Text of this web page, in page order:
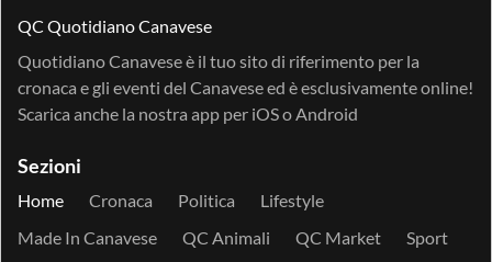
QC Quotidiano Canavese
Quotidiano Canavese è il tuo sito di riferimento per la
cronaca e gli eventi del Canavese ed è esclusivamente online!
Scarica anche la nostra app per iOSoAndroid
Sezioni
Home Cronaca Politica
Lifestyle
Made In Canavese
QC Animali QC Market
Sport